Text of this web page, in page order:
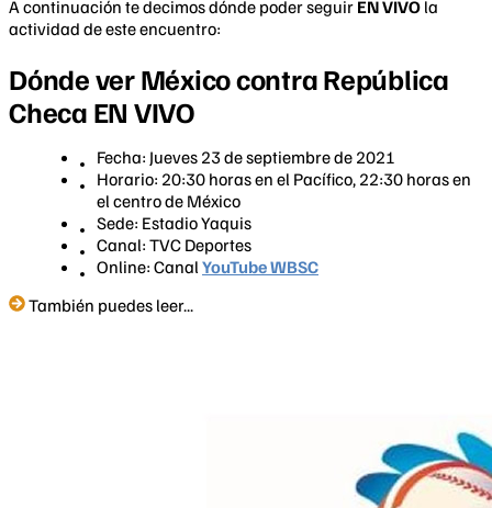
A continuación te decimos dónde poder seguir EN VIVO la
actividad de este encuentro:
Dónde ver México contra República
Checa EN VIVO
Fecha: Jueves 23 de septiembre de 2021
Horario: 20:30 horas en el Pacífico, 22:30 horas en
el centro de México
Sede: Estadio Yaquis
Canal: TVC Deportes
Online: CanalYouTube WBSC
También puedes leer...